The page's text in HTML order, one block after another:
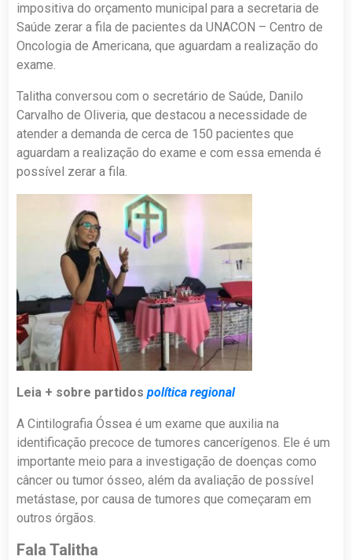
impositiva do orçamento municipal para a secretaria de
Saúde zerar a fila de pacientes da UNACON – Centro de
Oncologia de Americana, que aguardam a realização do
exame.
Talitha conversou com o secretário de Saúde, Danilo
Carvalho de Oliveria, que destacou a necessidade de
atender a demanda de cerca de 150 pacientes que
aguardam a realização do exame e com essa emenda é
possível zerar a fila.
Leia + sobre partidospolítica regional
A Cintilografia Óssea é um exame que auxilia na
identificação precoce de tumores cancerígenos. Ele é um
importante meio para a investigação de doenças como
câncer ou tumor ósseo, além da avaliação de possível
metástase, por causa de tumores que começaram em
outros órgãos.
Fala Talitha